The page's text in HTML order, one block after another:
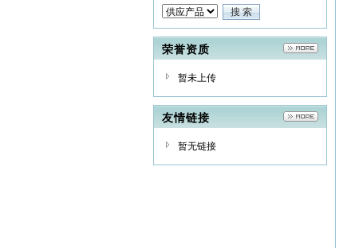
荣誉资质
暂未上传
友情链接
暂无链接